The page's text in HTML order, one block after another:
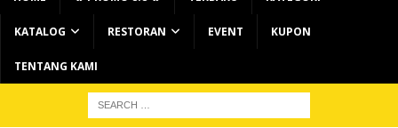
KATALOG RESTORAN EVENT KUPON
TENTANG KAMI